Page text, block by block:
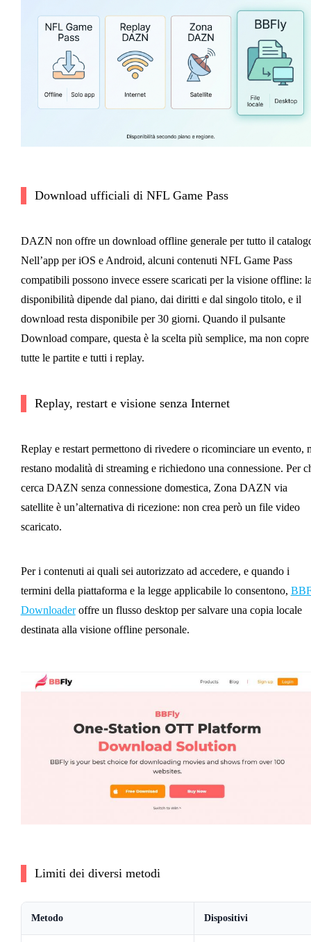
Download ufficiali di NFL Game Pass
DAZN non offre un download offline generale per tutto il
Nell’app per iOS e Android, alcuni contenuti NFL Game Pass
compatibili possono invece essere scaricati per la visione offline:
disponibilità dipende dal piano, dai diritti e dal singolo titolo, e il
download resta disponibile per 30 giorni. Quando il pulsante
Download compare, questa è la scelta più semplice, ma non copre
tutte le partite e tutti i replay.
Replay, restart e visione senza Internet
Replay e restart permettono di rivedere o ricominciare un evento,
restano modalità di streaming e richiedono una connessione. Per
cerca DAZN senza connessione domestica, Zona DAZN via
satellite è un’alternativa di ricezione: non crea però un file video
scaricato.
Per i contenuti ai quali sei autorizzato ad accedere, e quando i
termini della piattaforma e la legge applicabile lo consentono,
Downloaderoffre un flusso desktop per salvare una copia locale
destinata alla visione offline personale.
Limiti dei diversi metodi
Metodo Dispositivi